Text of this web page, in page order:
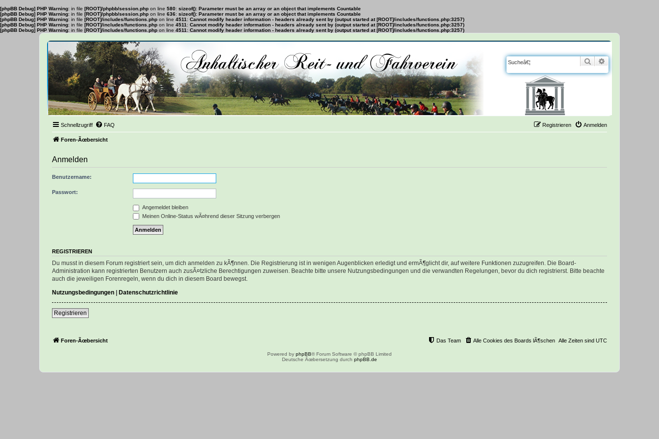
[phpBB Debug] PHP Warning: in file [ROOT]/phpbb/session.php on line 580: sizeof(): Parameter must be an array or an object that implements Countable
[phpBB Debug] PHP Warning: in file [ROOT]/phpbb/session.php on line 636: sizeof(): Parameter must be an array or an object that implements Countable
[phpBB Debug] PHP Warning: in file [ROOT]/includes/functions.php on line 4511 : Cannot modify header information - headers already sent by (output started at [ROOT]/includes/functions.php:3257)
[phpBB Debug] PHP Warning: in file [ROOT]/includes/functions.php on line 4511 : Cannot modify header information - headers already sent by (output started at [ROOT]/includes/functions.php:3257)
[phpBB Debug] PHP Warning: in file [ROOT]/includes/functions.php on line 4511 : Cannot modify header information - headers already sent by (output started at [ROOT]/includes/functions.php:3257)
Suche
Schnellzugriff FAQ Anmelden
Registrieren
Foren-Ãœbersicht
Anmelden
Benutzername:
Passwort:
Angemeldet bleiben
Meinen Online-Status wÃ¤hrend dieser Sitzung verbergen
REGISTRIEREN
Du musst in diesem Forum registriert sein, um dich anmelden zu kÃ¶nnen. Die Registrierung ist in wenigen Augenblicken erledigt und ermÃ¶glicht dir, auf weitere Funktionen zuzugreifen. Die Board-
Administration kann registrierten Benutzern auch zusÃ¤tzliche Berechtigungen zuweisen. Beachte bitte unsere Nutzungsbedingungen und die verwandten Regelungen, bevor du dich registrierst. Bitte beachte
auch die jeweiligen Forenregeln, wenn du dich in diesem Board bewegst.
Nutzungsbedingungen | Datenschutzrichtlinie
Registrieren
Foren-Ãœbersicht Alle Zeiten sind UTC
Alle Cookies des Boards lÃ¶schen
Das Team
Powered by phpBB® Forum Software © phpBB Limited
Deutsche Ãœbersetzung durch phpBB.de